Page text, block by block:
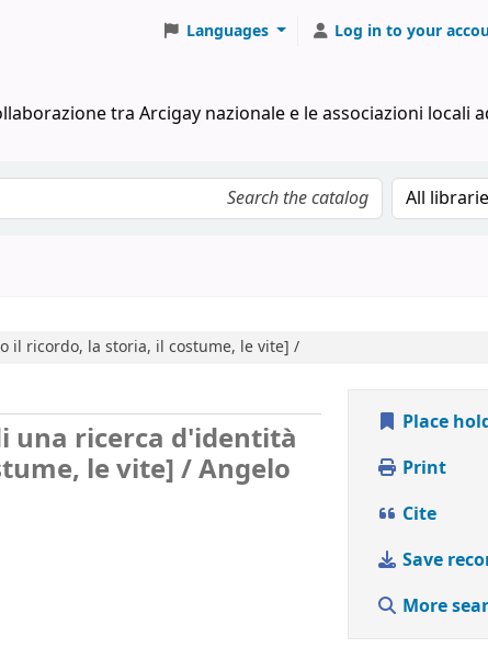
Languages Log in to your
tra Arcigay nazionale e le associazioni locali
Search
il ricordo, la storia, il costume, le vite] /
una ricerca d'identità
le vite] /Angelo
Place
Print
Cite
Save
More